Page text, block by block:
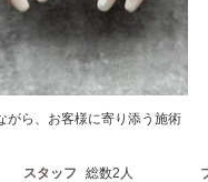
ら、お客様に寄り添う施術
スタッフ 総数2人